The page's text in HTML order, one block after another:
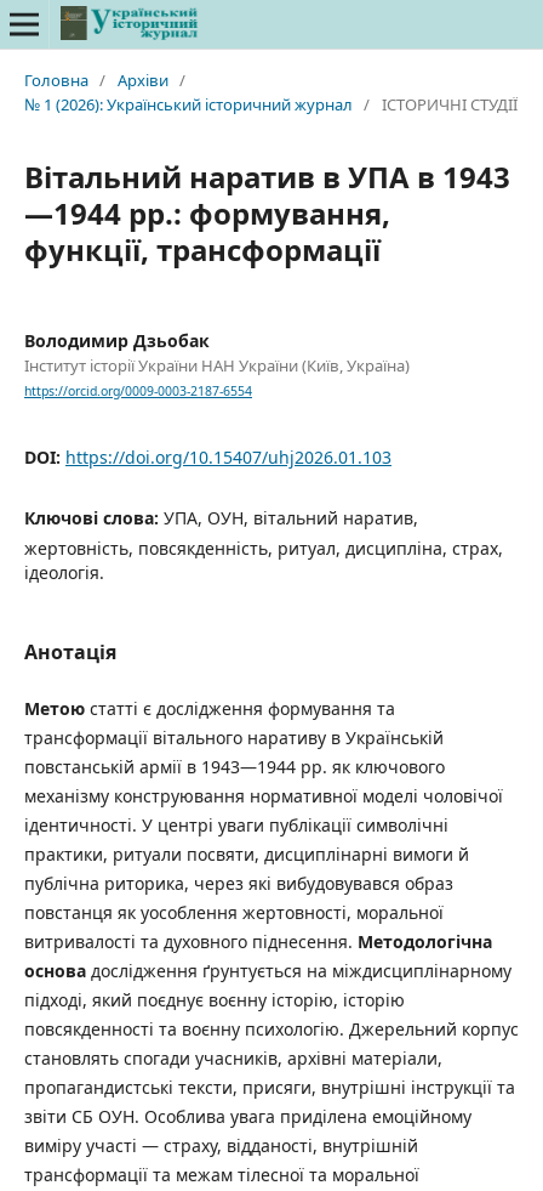
Головна / Архіви /
№ 1 (2026): Український історичний журнал / ІСТОРИЧНІ СТУДІЇ
Вітальний наратив в УПА в 1943
—1944 рр.: формування,
функції, трансформації
Володимир Дзьобак
Інститут історії України НАН України (Київ, Україна)
https://orcid.org/0009-0003-2187-6554
DOI: https://doi.org/10.15407/uhj2026.01.103
Ключові слова: УПА, ОУН, вітальний наратив,
жертовність, повсякденність, ритуал, дисципліна, страх,
ідеологія.
Анотація
Метоюстатті є дослідження формування та
трансформації вітального наративу в Українській
повстанській армії в 1943—1944 рр. як ключового
механізму конструювання нормативної моделі чоловічої
ідентичності. У центрі уваги публікації символічні
практики, ритуали посвяти, дисциплінарні вимоги й
публічна риторика, через які вибудовувався образ
повстанця як уособлення жертовності, моральної
витривалості та духовного піднесення. Методологічна
основадослідження ґрунтується на міждисциплінарному
підході, який поєднує воєнну історію, історію
повсякденності та воєнну психологію. Джерельний корпус
становлять спогади учасників, архівні матеріали,
пропагандистські тексти, присяги, внутрішні інструкції та
звіти СБ ОУН. Особлива увага приділена емоційному
виміру участі — страху, відданості, внутрішній
трансформації та межам тілесної та моральної